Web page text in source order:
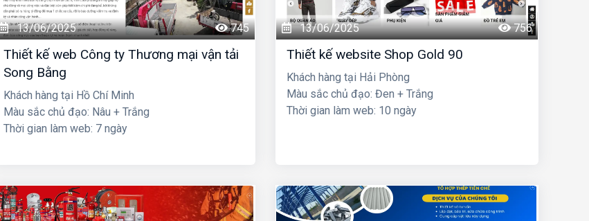
13/06/2025 745
Thiết kế web Công ty Thương mại vận tải
Song Bằng
Khách hàng tại Hồ Chí Minh
Màu sắc chủ đạo: Nâu + Trắng
Thời gian làm web: 7 ngày
13/06/2025 756
Thiết kế website Shop Gold 90
Khách hàng tại Hải Phòng
Màu sắc chủ đạo: Đen + Trắng
Thời gian làm web: 10 ngày